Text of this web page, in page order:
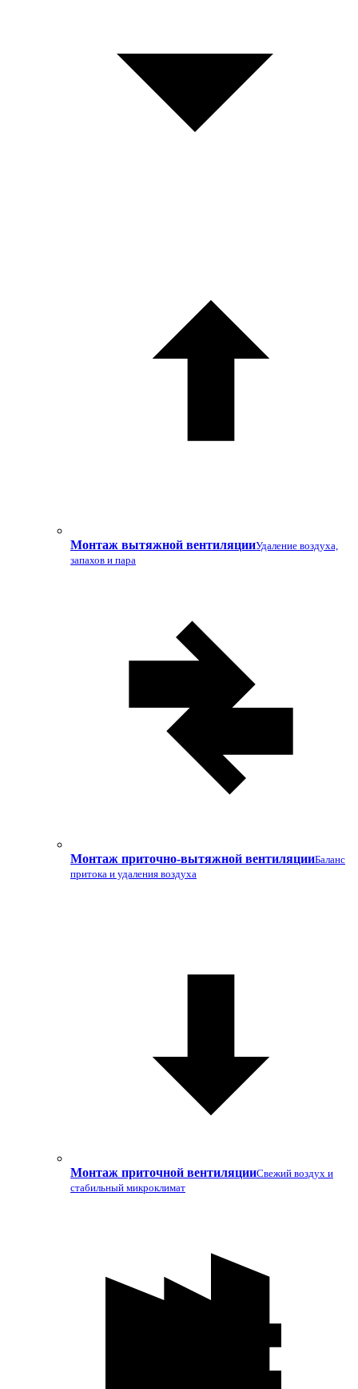
Монтаж вытяжной вентиляцииУдаление воздуха,
запахов и пара
Монтаж приточно-вытяжной вентиляцииБаланс
притока и удаления воздуха
Монтаж приточной вентиляцииСвежий воздух и
стабильный микроклимат